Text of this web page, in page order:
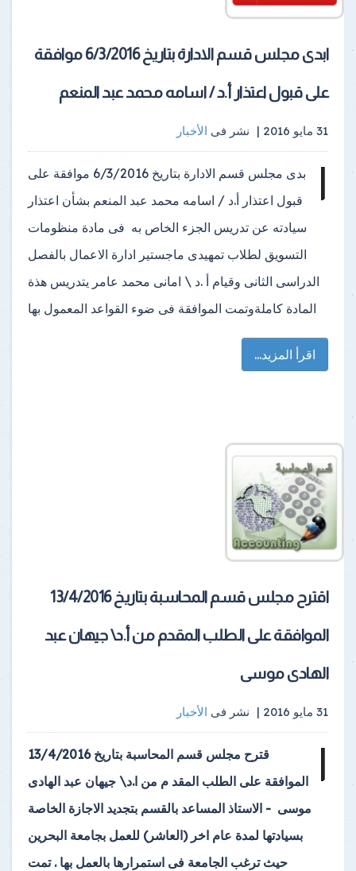
ابدى مجلس قسم الادارة بتاريخ 6/3/2016 موافقة
على قبول اعتذار أ.د / اسامه محمد عبد المنعم
31 مايو 2016 | نشر فى الأخبار
ا
بدى مجلس قسم الادارة بتاريخ 6/3/2016 موافقة على
قبول اعتذار أ.د / اسامه محمد عبد المنعم بشأن اعتذار
سيادته عن تدريس الجزء الخاص به فى مادة منظومات
التسويق لطلاب تمهيدى ماجستير ادارة الاعمال بالفصل
الدراسى الثانى وقيام أ .د \ امانى محمد عامر يتدريس هذة
المادة كاملةوتمت الموافقة فى ضوء القواعد المعمول بها
اقرأ المزيد...
اقترح مجلس قسم المحاسبة بتاريخ 13/4/2016
الموافقة على الطلب المقدم من أ.د\ جيهان عبد
الهادى موسى
31 مايو 2016 | نشر فى الأخبار
ا
قترح مجلس قسم المحاسبة بتاريخ 13/4/2016
الموافقة على الطلب المقد م من ا.د\ جيهان عبد الهادى
موسى - الاستاذ المساعد بالقسم بتجديد الاجازة الخاصة
بسيادتها لمدة عام اخر (العاشر) للعمل بجامعة البحرين
حيث ترغب الجامعة فى استمرارها بالعمل بها . تمت